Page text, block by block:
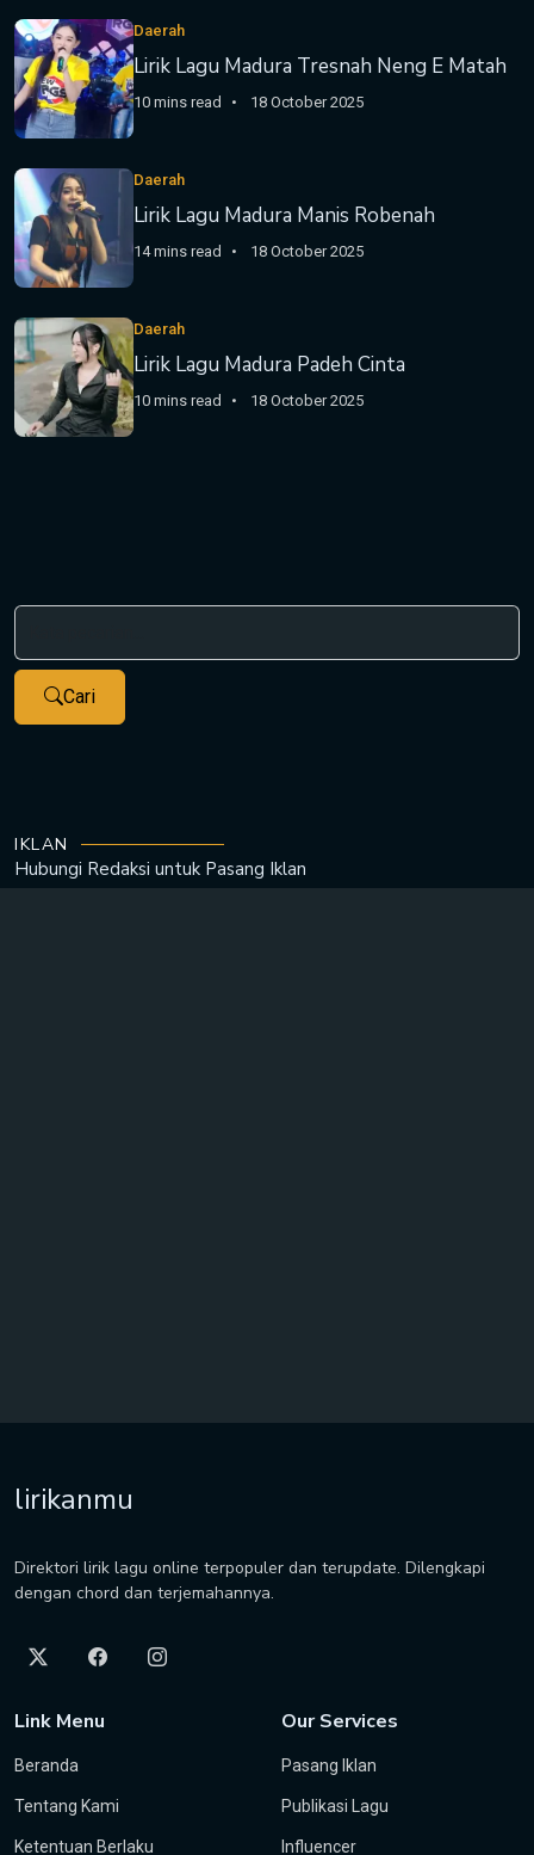
Daerah
Lirik Lagu Madura Tresnah Neng E Matah
10 mins read 18 October 2025
Daerah
Lirik Lagu Madura Manis Robenah
14 mins read 18 October 2025
Daerah
Lirik Lagu Madura Padeh Cinta
10 mins read 18 October 2025
Cari
IKLAN
Hubungi Redaksi untuk Pasang Iklan
lirikanmu
Direktori lirik lagu online terpopuler dan terupdate. Dilengkapi
dengan chord dan terjemahannya.
Link Menu
Beranda
Tentang Kami
Ketentuan Berlaku
Our Services
Pasang Iklan
Publikasi Lagu
Influencer